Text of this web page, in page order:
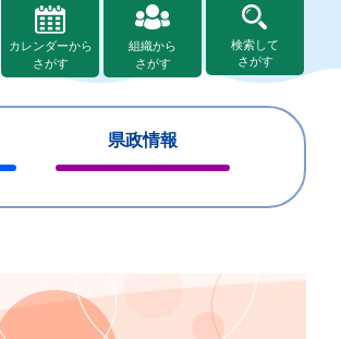
カレンダーから
さがす
組織から
さがす
検索して
さがす
県政情報
じ